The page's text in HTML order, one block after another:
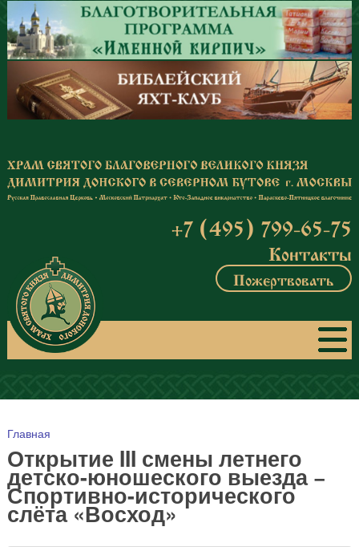
Перейти к основному содержанию
+7 (495) 799-65-75
Контакты
Пожертвовать
Вы здесь
Главная
Открытие III смены летнего
детско-юношеского выезда −
Спортивно-исторического
слёта «Восход»